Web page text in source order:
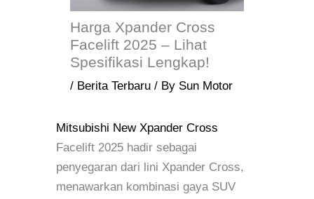
Harga Xpander Cross
Facelift 2025 – Lihat
Spesifikasi Lengkap!
/ Berita Terbaru / By Sun Motor
Mitsubishi New Xpander Cross
Facelift 2025 hadir sebagai
penyegaran dari lini Xpander Cross,
menawarkan kombinasi gaya SUV